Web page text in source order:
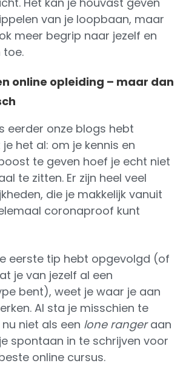
van je loopbaan, maar
meer begrip naar jezelf en
toe.
online opleiding – maar dan
eerder onze blogs hebt
het al: om je kennis en
te geven hoef je echt niet
te zitten. Er zijn heel veel
die je makkelijk vanuit
coronaproof kunt
eerste tip hebt opgevolgd (of
je van jezelf al een
bent), weet je waar je aan
Al sta je misschien te
niet als een lone rangeraan
spontaan in te schrijven voor
online cursus.